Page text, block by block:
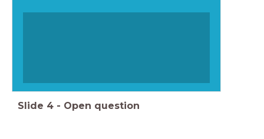
Slide 4 - Open question